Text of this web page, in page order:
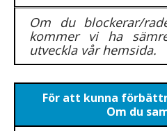
Om du blockerar/
kommer vi ha
utveckla vår hemsida.
För att kunna
Om du